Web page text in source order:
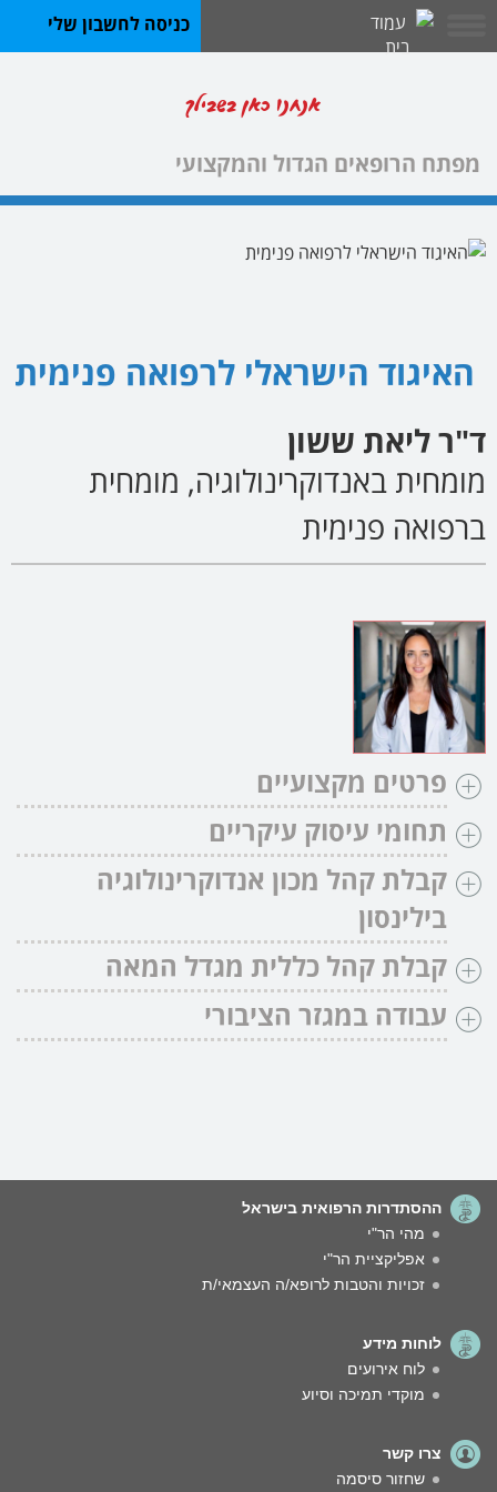
כניסה לחשבון שלי
אנחנו כאן בשבילך
מפתח הרופאים הגדול והמקצועי
האיגוד הישראלי לרפואה פנימית
ד"ר ליאת ששון
מומחית באנדוקרינולוגיה, מומחית
ברפואה פנימית
פרטים מקצועיים
תחומי עיסוק עיקריים
קבלת קהלמכון אנדוקרינולוגיה
בילינסון
קבלת קהלכללית מגדל המאה
עבודה במגזר הציבורי
ההסתדרות הרפואית בישראל
מהי הר"י
אפליקציית הר"י
זכויות והטבות לרופא/ה העצמאי/ת
לוחות מידע
לוח אירועים
מוקדי תמיכה וסיוע
צרו קשר
שחזור סיסמה